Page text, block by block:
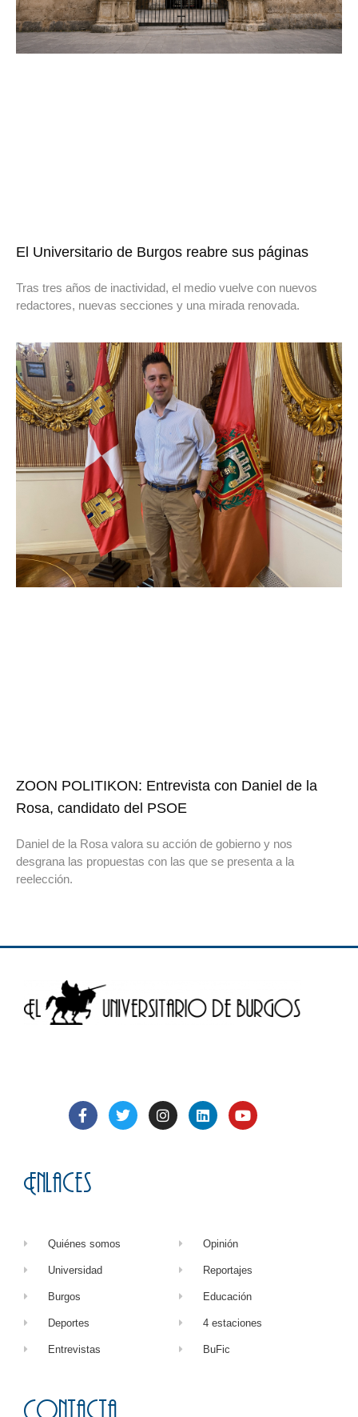
El Universitario de Burgos reabre sus páginas
Tras tres años de inactividad, el medio vuelve con nuevos
redactores, nuevas secciones y una mirada renovada.
ZOON POLITIKON: Entrevista con Daniel de la
Rosa, candidato del PSOE
Daniel de la Rosa valora su acción de gobierno y nos
desgrana las propuestas con las que se presenta a la
reelección.
Enlaces
Quiénes somos
Universidad
Burgos
Deportes
Entrevistas
Opinión
Reportajes
Educación
4 estaciones
BuFic
Contacta